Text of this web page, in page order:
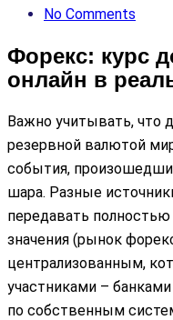
No Comments
Форекс: курс
онлайн в
Важно учитывать, что
резервной валютой
события,
шара. Разные
передавать полностью
значения (рынок
централизованным,
участниками –
по собственным